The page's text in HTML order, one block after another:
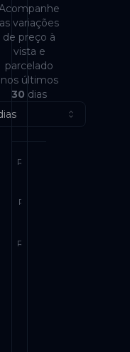
as variações
de preço à
vista e
parcelado
nos últimos
30 dias
R$ 3.000,00
R$ 4.500,00
R$ 6.000,00